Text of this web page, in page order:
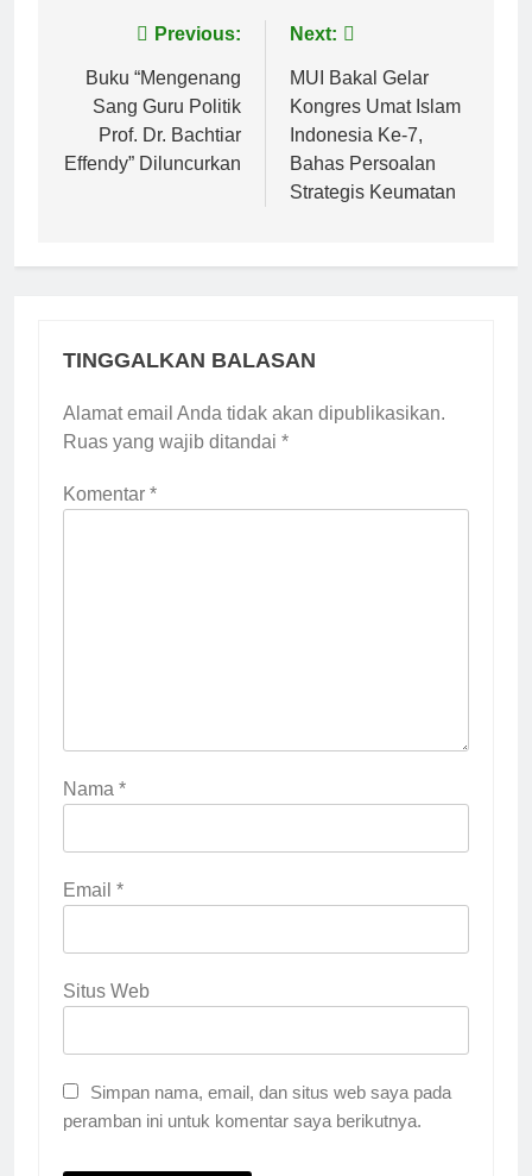
Navigasi
pos
Previous:
Buku “Mengenang
Sang Guru Politik
Prof. Dr. Bachtiar
Effendy” Diluncurkan
Next:
MUI Bakal Gelar
Kongres Umat Islam
Indonesia Ke-7,
Bahas Persoalan
Strategis Keumatan
TINGGALKAN BALASAN
Alamat email Anda tidak akan dipublikasikan.
Ruas yang wajib ditandai *
Komentar *
Nama *
Email *
Situs Web
Simpan nama, email, dan situs web saya pada
peramban ini untuk komentar saya berikutnya.